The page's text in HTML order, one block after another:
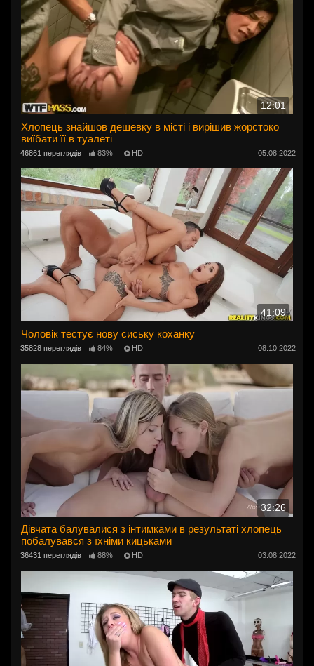
12:01
Хлопець знайшов дешевку в місті і вирішив жорстоко
виїбати її в туалеті
46861 переглядів 83% HD 05.08.2022
41:09
Чоловік тестує нову сиську коханку
35828 переглядів 84% HD 08.10.2022
32:26
Дівчата балувалися з інтимками в результаті хлопець
побалувався з їхніми кицьками
36431 переглядів 88% HD 03.08.2022